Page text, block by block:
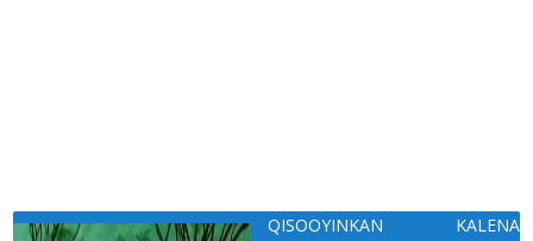
QISOOYINKAN KALENA